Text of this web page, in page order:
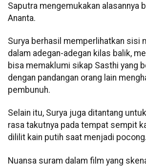
Saputra mengemukakan alasannya
Ananta.
Surya berhasil memperlihatkan sisi
dalam adegan-adegan kilas balik,
bisa memaklumi sikap Sasthi yang
dengan pandangan orang lain
pembunuh.
Selain itu, Surya juga ditantang
rasa takutnya pada tempat sempit
dililit kain putih saat menjadi pocong.
Nuansa suram dalam film yang